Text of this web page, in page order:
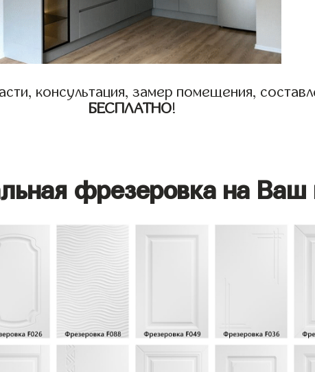
консультация, замер помещения,
БЕСПЛАТНО!
фрезеровка на Ваш